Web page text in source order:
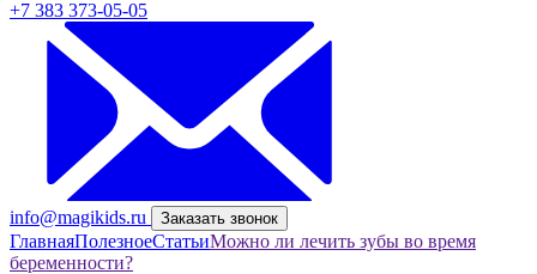
+7 383 373-05-05
info@magikids.ru Заказать звонок
ГлавнаяПолезноеСтатьиМожно ли лечить зубы во время
беременности?